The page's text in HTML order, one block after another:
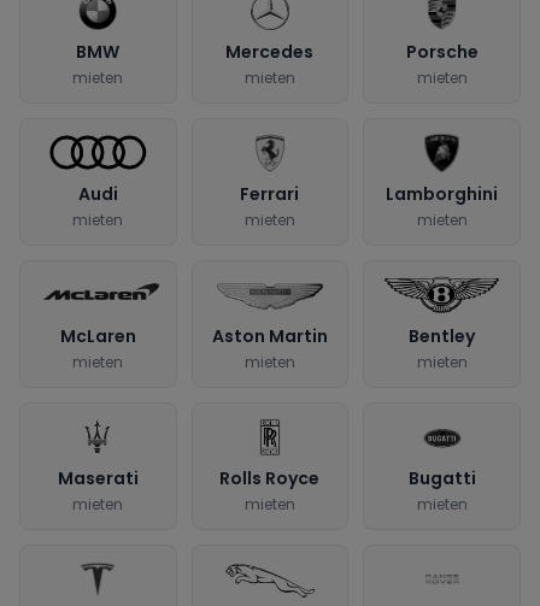
BMW
mieten
Mercedes
mieten
Porsche
mieten
Audi
mieten
Ferrari
mieten
Lamborghini
mieten
McLaren
mieten
Aston Martin
mieten
Bentley
mieten
Maserati
mieten
Rolls Royce
mieten
Bugatti
mieten